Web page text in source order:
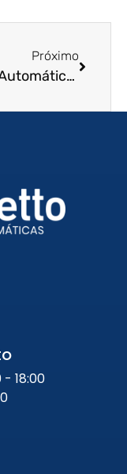
Próximo
Portão Automático de Enrolar em Curitiba – PR
18:00